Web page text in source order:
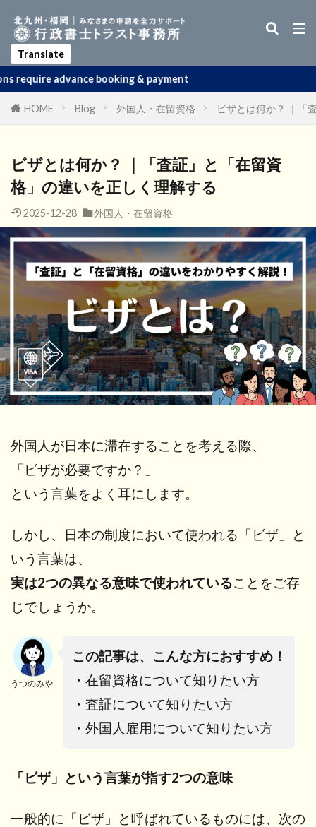
Translate
booking & payment
HOME Blog 外国人・在留資格 ビザとは何か？ ｜「
ビザとは何か？ ｜「査証」と「在留資
格」の違いを正しく理解する
2025-12-28 外国人・在留資格
外国人が日本に滞在することを考える際、
「ビザが必要ですか？」
という言葉をよく耳にします。
しかし、日本の制度において使われる「ビザ」と
いう言葉は、
実は2つの異なる意味で使われていることをご存
じでしょうか。
うつのみや
この記事は、こんな方におすすめ！
・在留資格について知りたい方
・査証について知りたい方
・外国人雇用について知りたい方
「ビザ」という言葉が指す2つの意味
一般的に「ビザ」と呼ばれているものには、次の
Spouse Visa Apostille